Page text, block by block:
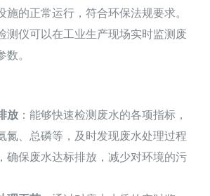
施的正常运行，符合环保法规要求。
测仪可以在工业生产现场实时监测废
。
放 ：能够快速检测废水的各项指标，
氮、总磷等，及时发现废水处理过程
确保废水达标排放，减少对环境的污